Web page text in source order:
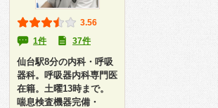
3.56
1件
37件
仙台駅8分の内科・呼吸
器科。呼吸器内科専門医
在籍。土曜13時まで。
喘息検査機器完備・